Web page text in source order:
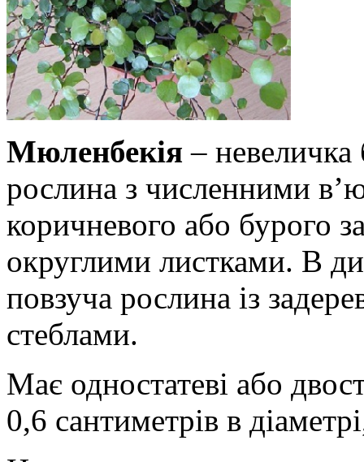
Мюленбекія – невеличка
рослина з численними
коричневого або бурого
округлими листками. В
повзуча рослина із
стеблами.
Має одностатеві або
0,6 сантиметрів в